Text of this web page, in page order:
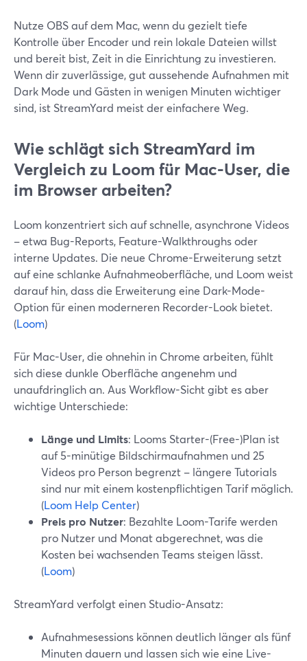
Nutze OBS auf dem Mac, wenn du gezielt tiefe
Kontrolle über Encoder und rein lokale Dateien willst
und bereit bist, Zeit in die Einrichtung zu investieren.
Wenn dir zuverlässige, gut aussehende Aufnahmen mit
Dark Mode und Gästen in wenigen Minuten wichtiger
sind, ist StreamYard meist der einfachere Weg.
Wie schlägt sich StreamYard im
Vergleich zu Loom für Mac-User, die
im Browser arbeiten?
Loom konzentriert sich auf schnelle, asynchrone Videos
– etwa Bug-Reports, Feature-Walkthroughs oder
interne Updates. Die neue Chrome-Erweiterung setzt
auf eine schlanke Aufnahmeoberfläche, und Loom weist
darauf hin, dass die Erweiterung eine Dark-Mode-
Option für einen moderneren Recorder-Look bietet.
(Loom)
Für Mac-User, die ohnehin in Chrome arbeiten, fühlt
sich diese dunkle Oberfläche angenehm und
unaufdringlich an. Aus Workflow-Sicht gibt es aber
wichtige Unterschiede:
Länge und Limits: Looms Starter-(Free-)Plan ist
auf 5-minütige Bildschirmaufnahmen und 25
Videos pro Person begrenzt – längere Tutorials
sind nur mit einem kostenpflichtigen Tarif möglich.
(Loom Help Center)
Preis pro Nutzer: Bezahlte Loom-Tarife werden
pro Nutzer und Monat abgerechnet, was die
Kosten bei wachsenden Teams steigen lässt.
(Loom)
StreamYard verfolgt einen Studio-Ansatz:
Aufnahmesessions können deutlich länger als fünf
Minuten dauern und lassen sich wie eine Live-